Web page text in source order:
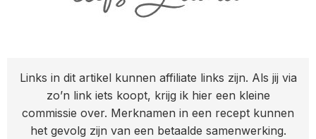
Links in dit artikel kunnen affiliate links zijn. Als jij via
zo’n link iets koopt, krijg ik hier een kleine
commissie over. Merknamen in een recept kunnen
het gevolg zijn van een betaalde samenwerking.